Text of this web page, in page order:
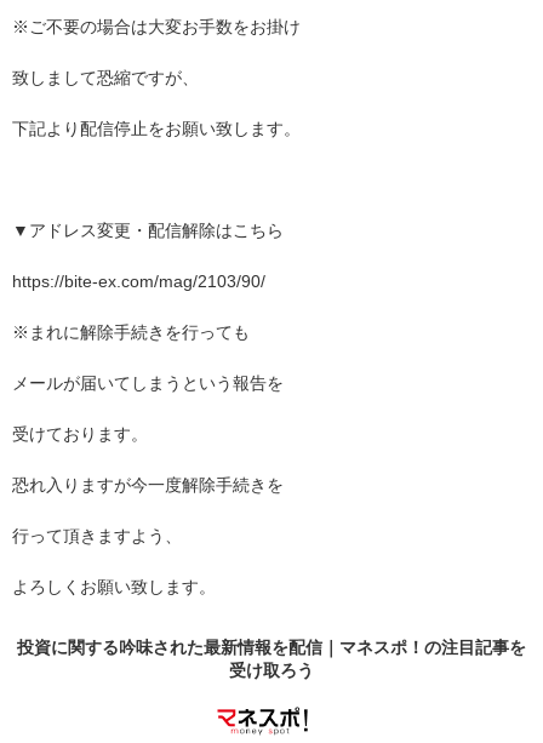
※ご不要の場合は大変お手数をお掛け
致しまして恐縮ですが、
下記より配信停止をお願い致します。
▼アドレス変更・配信解除はこちら
https://bite-ex.com/mag/2103/90/
※まれに解除手続きを行っても
メールが届いてしまうという報告を
受けております。
恐れ入りますが今一度解除手続きを
行って頂きますよう、
よろしくお願い致します。
投資に関する吟味された最新情報を配信｜マネスポ！の注目記事を
受け取ろう